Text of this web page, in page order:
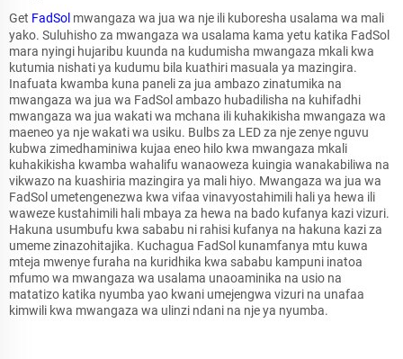
Get FadSol mwangaza wa jua wa nje ili kuboresha usalama wa mali
yako. Suluhisho za mwangaza wa usalama kama yetu katika FadSol
mara nyingi hujaribu kuunda na kudumisha mwangaza mkali kwa
kutumia nishati ya kudumu bila kuathiri masuala ya mazingira.
Inafuata kwamba kuna paneli za jua ambazo zinatumika na
mwangaza wa jua wa FadSol ambazo hubadilisha na kuhifadhi
mwangaza wa jua wakati wa mchana ili kuhakikisha mwangaza wa
maeneo ya nje wakati wa usiku. Bulbs za LED za nje zenye nguvu
kubwa zimedhaminiwa kujaa eneo hilo kwa mwangaza mkali
kuhakikisha kwamba wahalifu wanaoweza kuingia wanakabiliwa na
vikwazo na kuashiria mazingira ya mali hiyo. Mwangaza wa jua wa
FadSol umetengenezwa kwa vifaa vinavyostahimili hali ya hewa ili
waweze kustahimili hali mbaya za hewa na bado kufanya kazi vizuri.
Hakuna usumbufu kwa sababu ni rahisi kufanya na hakuna kazi za
umeme zinazohitajika. Kuchagua FadSol kunamfanya mtu kuwa
mteja mwenye furaha na kuridhika kwa sababu kampuni inatoa
mfumo wa mwangaza wa usalama unaoaminika na usio na
matatizo katika nyumba yao kwani umejengwa vizuri na unafaa
kimwili kwa mwangaza wa ulinzi ndani na nje ya nyumba.